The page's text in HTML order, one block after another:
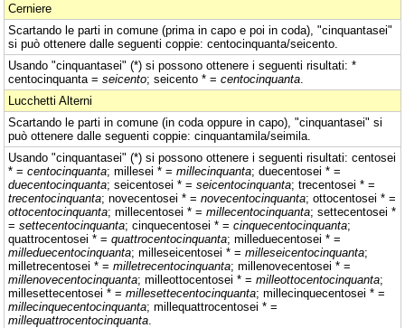
Cerniere
Scartando le parti in comune (prima in capo e poi in coda), "cinquantasei"
si può ottenere dalle seguenti coppie: centocinquanta/seicento.
Usando "cinquantasei" (*) si possono ottenere i seguenti risultati: *
centocinquanta = seicento; seicento * = centocinquanta
Lucchetti Alterni
Scartando le parti in comune (in coda oppure in capo), "cinquantasei" si
può ottenere dalle seguenti coppie: cinquantamila/seimila.
Usando "cinquantasei" (*) si possono ottenere i seguenti risultati: centosei
* = centocinquanta; millesei * = millecinquanta; duecentosei * =
duecentocinquanta; seicentosei * = seicentocinquanta; trecentosei * =
trecentocinquanta; novecentosei * = novecentocinquanta; ottocentosei * =
ottocentocinquanta; millecentosei * = millecentocinquanta; settecentosei *
= settecentocinquanta; cinquecentosei * = cinquecentocinquanta;
quattrocentosei * = quattrocentocinquanta; milleduecentosei * =
milleduecentocinquanta; milleseicentosei * = milleseicentocinquanta;
milletrecentosei * = milletrecentocinquanta; millenovecentosei * =
millenovecentocinquanta; milleottocentosei * = milleottocentocinquanta;
millesettecentosei * = millesettecentocinquanta; millecinquecentosei * =
millecinquecentocinquanta; millequattrocentosei * =
millequattrocentocinquanta